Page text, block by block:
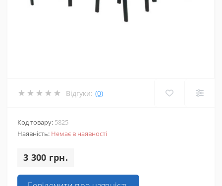
Відгуки: (0)
Код товару: 5825
Наявність: Немає в наявності
3 300 грн.